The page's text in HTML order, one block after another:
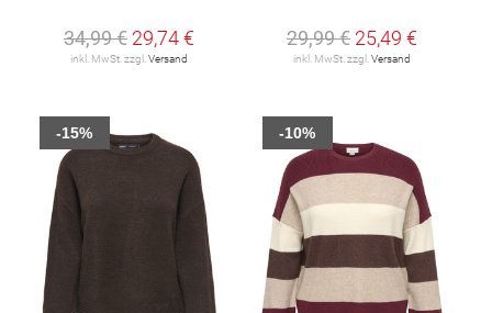
34,99 € 29,74 €
inkl. MwSt. zzgl. Versand
29,99 € 25,49 €
inkl. MwSt. zzgl. Versand
-15% -10%